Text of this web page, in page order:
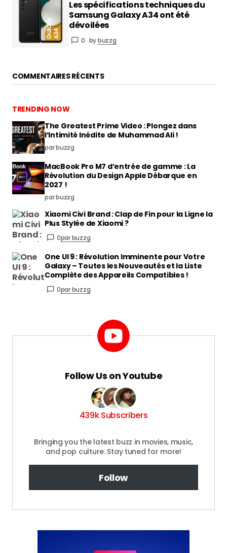
Les spécifications techniques du
Samsung Galaxy A34 ont été
dévoilées
0 bybuzzg
COMMENTAIRES RÉCENTS
TRENDING NOW
The Greatest Prime Video : Plongez dans
l’Intimité Inédite de Muhammad Ali !
par buzzg
MacBook Pro M7 d’entrée de gamme : La
Révolution du Design Apple Débarque en
2027 !
par buzzg
Xiaomi Civi Brand : Clap de Fin pour la Ligne la
Plus Stylée de Xiaomi ?
0par buzzg
One UI 9 : Révolution Imminente pour Votre
Galaxy – Toutes les Nouveautés et la Liste
Complète des Appareils Compatibles !
0par buzzg
Follow Us on Youtube
439k Subscribers
Bringing you the latest buzz in movies, music,
and pop culture. Stay tuned for more!
Follow